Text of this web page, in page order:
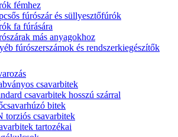
fémhez
fúrószár és süllyesztőfúrók
fa fúrására
más anyagokhoz
fúrószerszámok és rendszerkiegészítők
csavarbitek
csavarbitek hosszú szárral
bitek
torziós csavarbitek
tartozékai